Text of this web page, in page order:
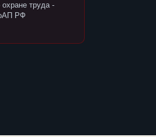
труда -
РФ